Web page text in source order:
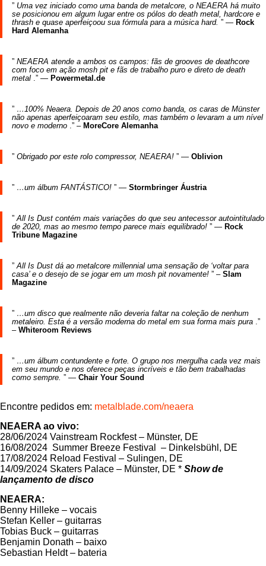
” Uma vez iniciado como uma banda de metalcore, o NEAERA há muito
se posicionou em algum lugar entre os pólos do death metal, hardcore e
thrash e quase aperfeiçoou sua fórmula para a música hard. ” — Rock
Hard Alemanha
” NEAERA atende a ambos os campos: fãs de grooves de deathcore
com foco em ação mosh pit e fãs de trabalho puro e direto de death
metal .” — Powermetal.de
” …100% Neaera. Depois de 20 anos como banda, os caras de Münster
não apenas aperfeiçoaram seu estilo, mas também o levaram a um nível
novo e moderno .” – MoreCore Alemanha
” Obrigado por este rolo compressor, NEAERA! ” — Oblivion
” …um álbum FANTÁSTICO! ” — Stormbringer Áustria
” All Is Dust contém mais variações do que seu antecessor autointitulado
de 2020, mas ao mesmo tempo parece mais equilibrado! ” — Rock
Tribune Magazine
” All Is Dust dá ao metalcore millennial uma sensação de ‘voltar para
casa’ e o desejo de se jogar em um mosh pit novamente! ” – Slam
Magazine
” …um disco que realmente não deveria faltar na coleção de nenhum
metaleiro. Esta é a versão moderna do metal em sua forma mais pura .”
– Whiteroom Reviews
” …um álbum contundente e forte. O grupo nos mergulha cada vez mais
em seu mundo e nos oferece peças incríveis e tão bem trabalhadas
como sempre. ” — Chair Your Sound
Encontre pedidos em: metalblade.com/neaera
NEAERA ao vivo:
28/06/2024 Vainstream Rockfest – Münster, DE
16/08/2024 Summer Breeze Festival – Dinkelsbühl, DE
17/08/2024 Reload Festival – Sulingen, DE
14/09/2024 Skaters Palace – Münster, DE * Show de
lançamento de disco
NEAERA:
Benny Hilleke – vocais
Stefan Keller – guitarras
Tobias Buck – guitarras
Benjamin Donath – baixo
Sebastian Heldt – bateria